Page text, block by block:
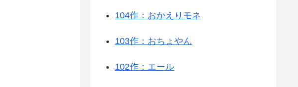
104作：おかえりモネ
103作：おちょやん
102作：エール